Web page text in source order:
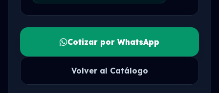
Cotizar por WhatsApp
Volver al Catálogo